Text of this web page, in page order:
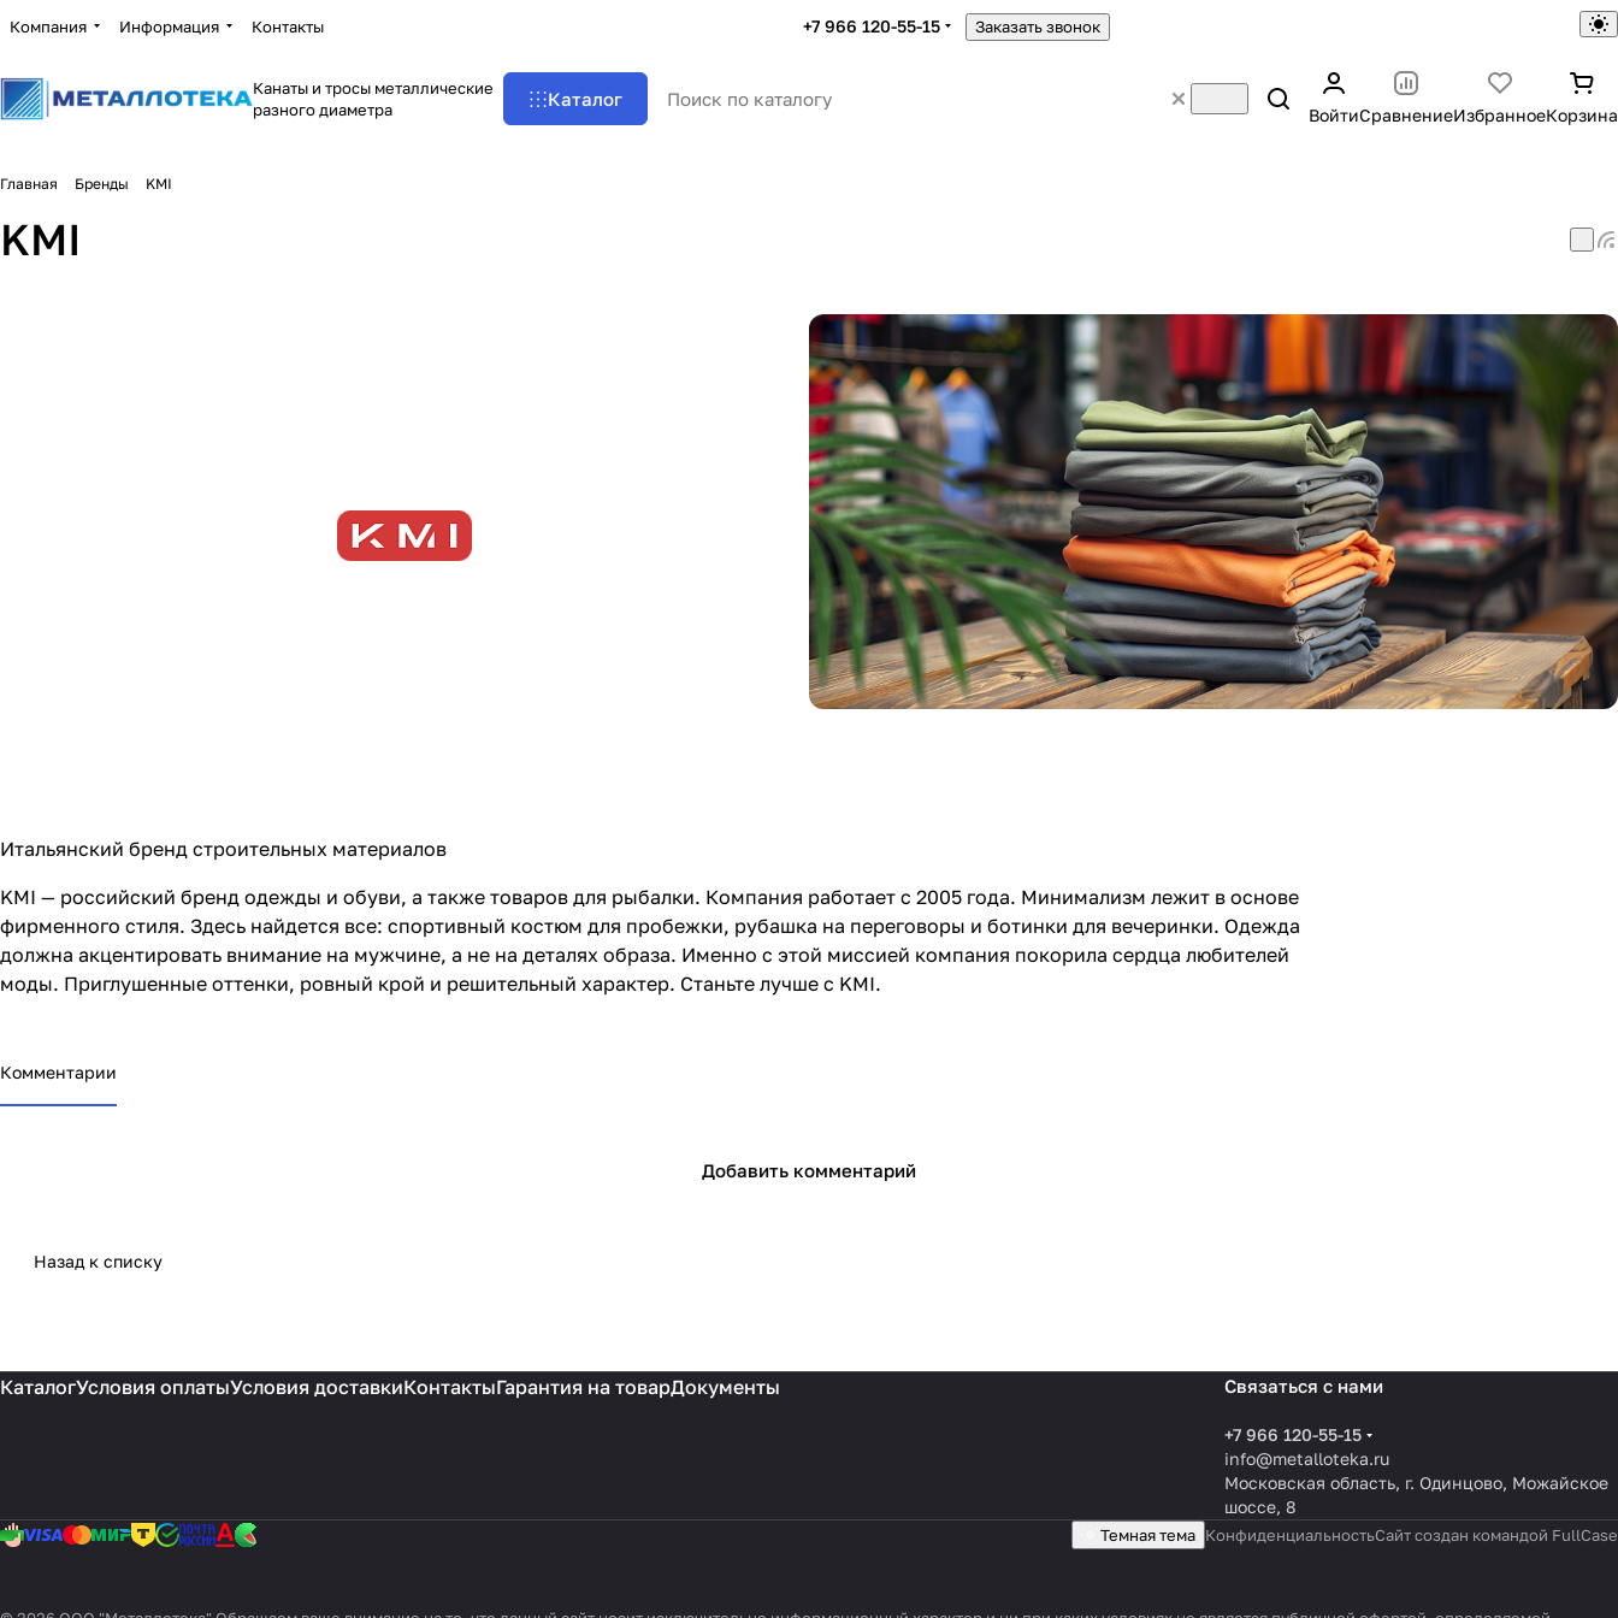
Компания Информация Контакты +7 966 120-55-15 Заказать звонок
Канаты и тросы металлические
разного диаметра
Каталог
ВойтиСравнениеИзбранноеКорзина
Главная Бренды KMI
KMI
Итальянский бренд строительных материалов
KMI — российский бренд одежды и обуви, а также товаров для рыбалки. Компания работает с 2005 года. Минимализм лежит в основе
фирменного стиля. Здесь найдется все: спортивный костюм для пробежки, рубашка на переговоры и ботинки для вечеринки. Одежда
должна акцентировать внимание на мужчине, а не на деталях образа. Именно с этой миссией компания покорила сердца любителей
моды. Приглушенные оттенки, ровный крой и решительный характер. Станьте лучше с KMI.
Комментарии
Добавить комментарий
Назад к списку
КаталогУсловия оплатыУсловия доставкиКонтактыГарантия на товарДокументы Связаться с нами
+7 966 120-55-15
info@metalloteka.ru
Московская область, г. Одинцово, Можайское
шоссе, 8
Темная тема КонфиденциальностьСайт создан командой FullCase